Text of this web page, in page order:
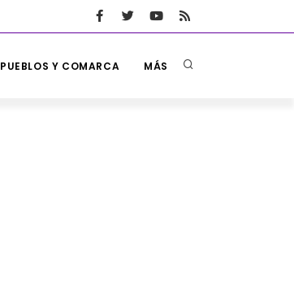
PUEBLOS Y COMARCA MÁS